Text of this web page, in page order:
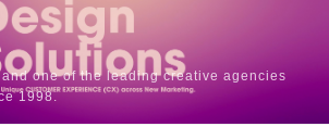
one of the leading creative agencies
1998.